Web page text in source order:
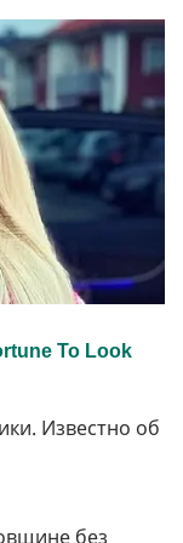
Известно об
без